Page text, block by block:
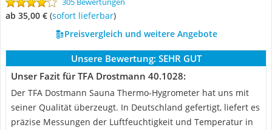
ab 35,00 € ( Sofort lieferbar)
Preisvergleich und weitere Angebote
Unsere Bewertung: SEHR GUT
Unser Fazit für TFA Drostmann 40.1028:
Der TFA Dostmann Sauna Thermo-Hygrometer hat uns mit
seiner Qualität überzeugt. In Deutschland gefertigt, liefert es
präzise Messungen der Luftfeuchtigkeit und Temperatur in